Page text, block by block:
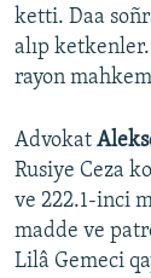
ketti. Daa
alıp
rayon
Advokat
Rusiye Ceza
ve 222.1-inci
madde ve
Lilâ Gemeci